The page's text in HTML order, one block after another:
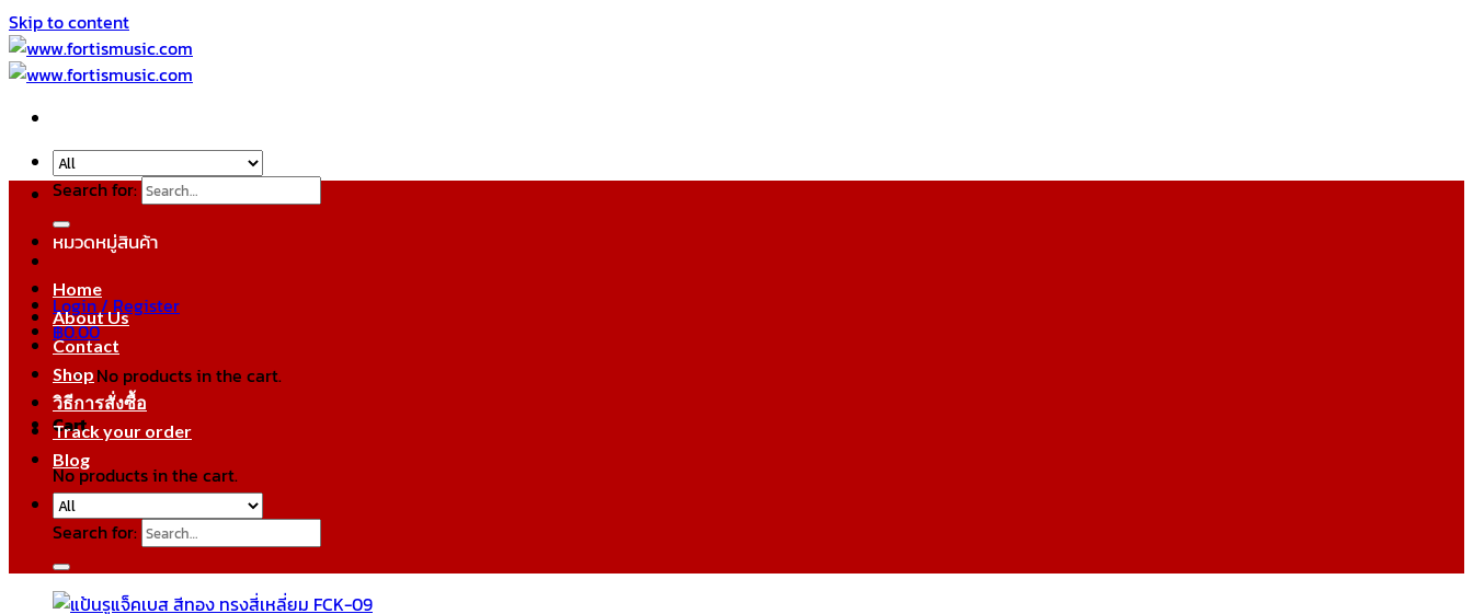
Skip to content
Search for:
Login / Register
฿0.00
No products in the cart.
Cart
No products in the cart.
หมวดหมู่สินค้า
Home
About Us
Contact
Shop
วิธีการสั่งซื้อ
Track your order
Blog
Search for: